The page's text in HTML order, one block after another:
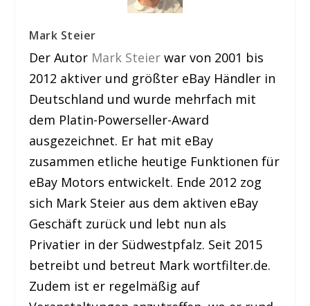
Mark Steier
Der Autor Mark Steier war von 2001 bis
2012 aktiver und größter eBay Händler in
Deutschland und wurde mehrfach mit
dem Platin-Powerseller-Award
ausgezeichnet. Er hat mit eBay
zusammen etliche heutige Funktionen für
eBay Motors entwickelt. Ende 2012 zog
sich Mark Steier aus dem aktiven eBay
Geschäft zurück und lebt nun als
Privatier in der Südwestpfalz. Seit 2015
betreibt und betreut Mark wortfilter.de.
Zudem ist er regelmäßig auf